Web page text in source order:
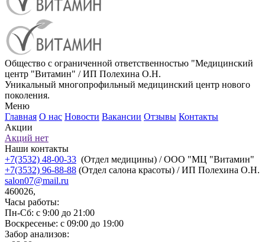
Общество с ограниченной ответственностью "Медицинский
центр "Витамин" / ИП Полехина О.Н.
Уникальный многопрофильный медицинский центр нового
поколения.
Меню
Главная О нас Новости Вакансии Отзывы Контакты
Акции
Акций нет
Наши контакты
+7(3532) 48-00-33 (Отдел медицины) / ООО "МЦ "Витамин"
+7(3532) 96-88-88 (Отдел салона красоты) / ИП Полехина О.Н.
salon07@mail.ru
460026,
Часы работы:
Пн-Сб: с 9:00 до 21:00
Воскресенье: с 09:00 до 19:00
Забор анализов: